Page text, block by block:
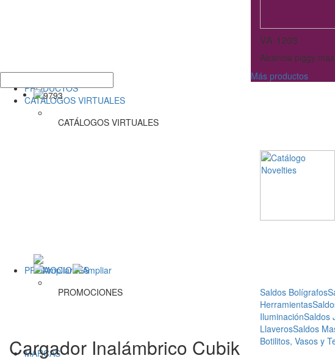
VA-1203
Alcancia piggy max
Más productos
PRODUCTOS
CATÁLOGOS VIRTUALES
CATÁLOGOS VIRTUALES
PROMOCIONES
PROMOCIONES
Saldos Bolígrafos
Herramientas
IluminaciónSaldos
LlaverosSaldos
Botilitos, Vasos y
MARCAS
Cargador Inalámbrico Cubik